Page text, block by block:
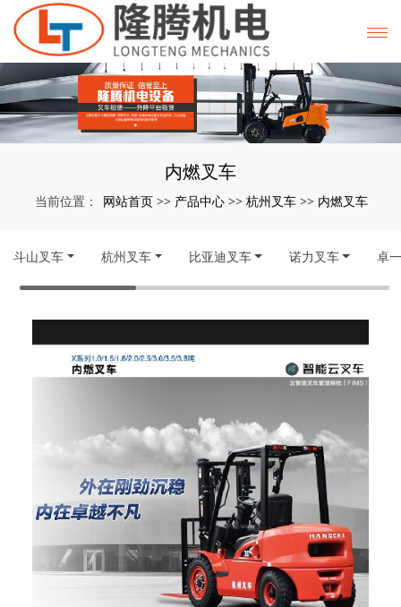
内燃叉车
当前位置： 网站首页 >> 产品中心 >> 杭州叉车 >> 内燃叉车
斗山叉车 杭州叉车 比亚迪叉车 诺力叉车 卓